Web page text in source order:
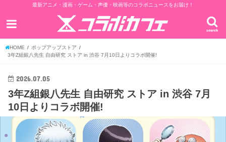
最新アニメ・漫画・ゲーム・声優・映画等のコラボニュースをお届け！
search
HOME
ポップアップストア
3年Z組銀八先生 自由研究 ストア in 渋谷 7月10日よりコラボ開催!
2026.07.05
3年Z組銀八先生 自由研究 ストア in 渋谷 7月
10日よりコラボ開催!